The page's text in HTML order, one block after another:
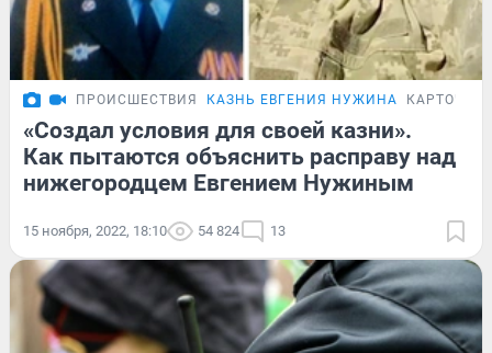
ПРОИСШЕСТВИЯ КАЗНЬ ЕВГЕНИЯ НУЖИНА КАРТОЧКИ
«Создал условия для своей казни».
Как пытаются объяснить расправу над
нижегородцем Евгением Нужиным
15 ноября, 2022, 18:10 54 824 13